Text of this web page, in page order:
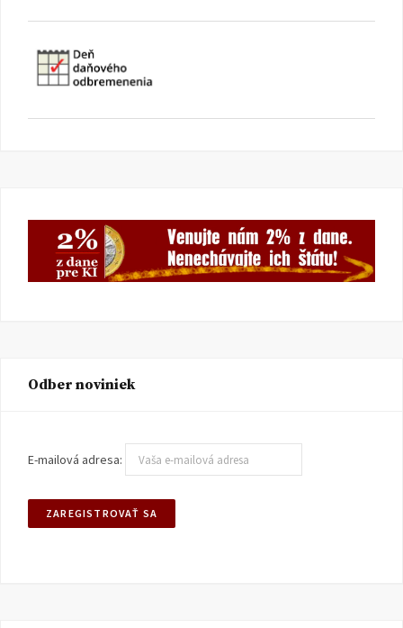
Odber noviniek
E-mailová adresa: